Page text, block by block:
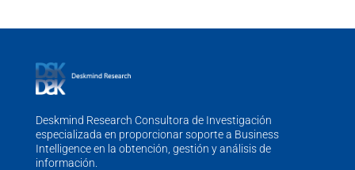
Deskmind Research Consultora de Investigación
especializada en proporcionar soporte a Business
Intelligence en la obtención, gestión y análisis de
información.